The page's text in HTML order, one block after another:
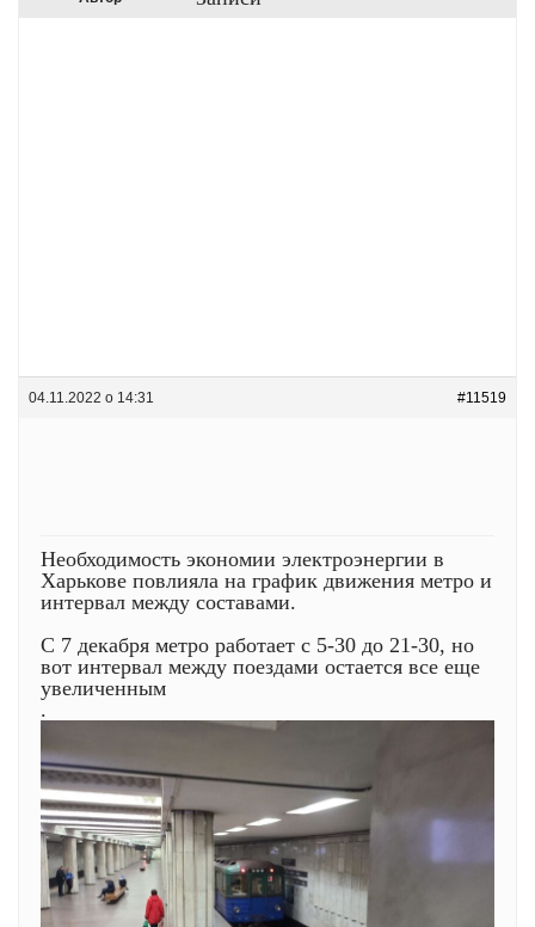
04.11.2022 о 14:31 #11519
Необходимость экономии электроэнергии в
Харькове повлияла на график движения метро и
интервал между составами.
С 7 декабря метро работает с 5-30 до 21-30, но
вот интервал между поездами остается все еще
увеличенным
.